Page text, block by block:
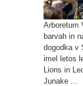
Arboretum
barvah in
dogodka v
imel letos
Lions in
Junake ...